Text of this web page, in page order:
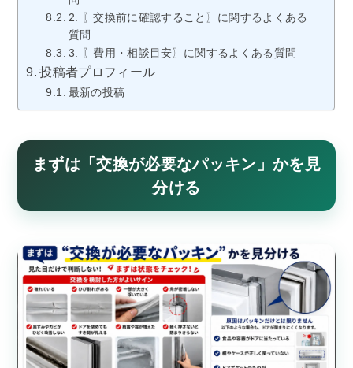
2. 〖交換前に確認すること〗に関するよくある
質問
3. 〖費用・相談目安〗に関するよくある質問
投稿者プロフィール
最新の投稿
まずは「交換が必要なパッキン」かを見
分ける